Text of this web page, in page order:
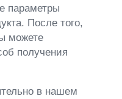
параметры
После того,
можете
получения
в нашем